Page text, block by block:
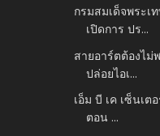
กรมสมเด็จพระเ
เปิดการ ปร...
สายอาร์ตต้องไ
ปล่อยไอเ...
เอ็ม บี เค เซ็นเ
ตอน ...